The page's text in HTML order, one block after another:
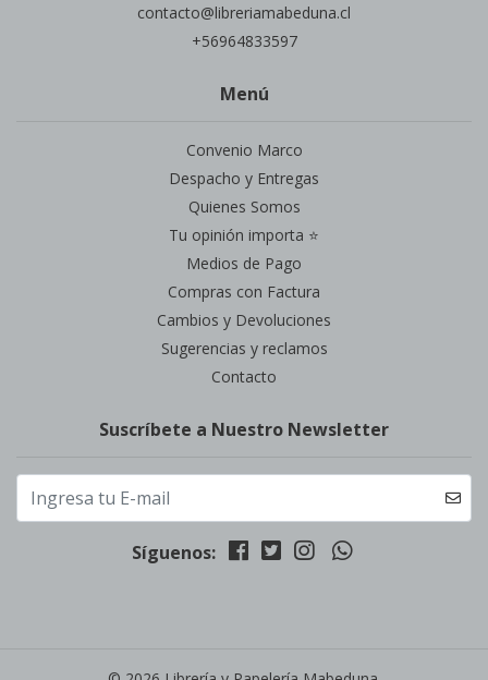
contacto@libreriamabeduna.cl
+56964833597
Menú
Convenio Marco
Despacho y Entregas
Quienes Somos
Tu opinión importa ⭐
Medios de Pago
Compras con Factura
Cambios y Devoluciones
Sugerencias y reclamos
Contacto
Suscríbete a Nuestro Newsletter
Síguenos: